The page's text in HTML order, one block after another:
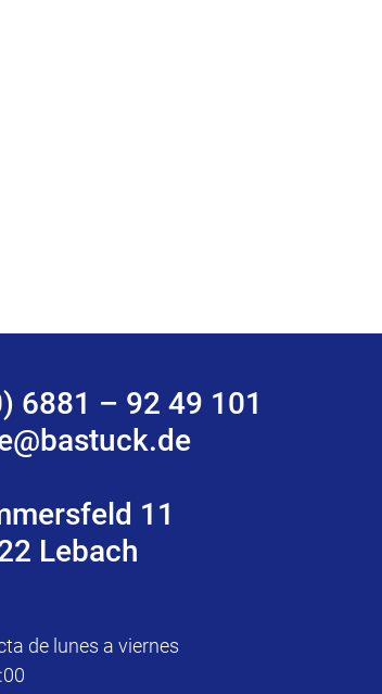
6881 – 92 49 101
11
Lebach
de lunes a viernes